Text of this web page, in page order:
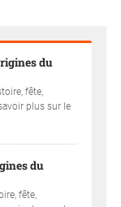
du
fête,
plus sur le
du
fête,